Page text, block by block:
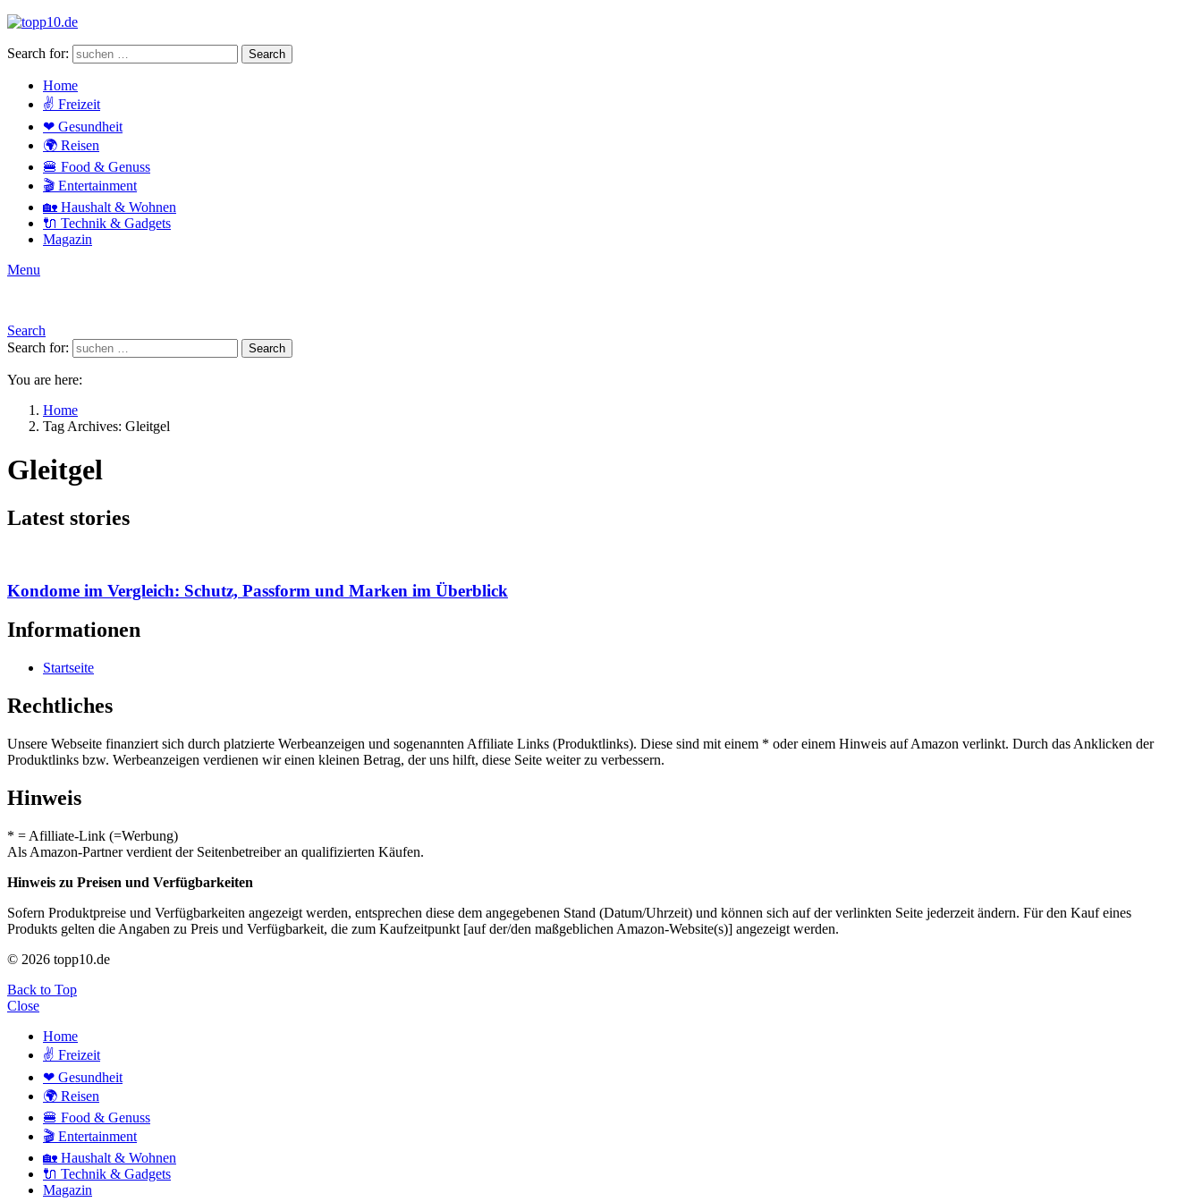
Search for: Search
Home
✌ Freizeit
❤ Gesundheit
🌍 Reisen
🍔 Food & Genuss
🎬 Entertainment
🏡 Haushalt & Wohnen
🔌 Technik & Gadgets
Magazin
Menu
Search
Search for:
Search
You are here:
Home
Tag Archives: Gleitgel
Gleitgel
Latest stories
Kondome im Vergleich: Schutz, Passform und Marken im Überblick
Informationen
Startseite
Rechtliches
Unsere Webseite finanziert sich durch platzierte Werbeanzeigen und sogenannten Affiliate Links (Produktlinks). Diese sind mit einem * oder einem Hinweis auf Amazon verlinkt. Durch das Anklicken der
Produktlinks bzw. Werbeanzeigen verdienen wir einen kleinen Betrag, der uns hilft, diese Seite weiter zu verbessern.
Hinweis
* = Afilliate-Link (=Werbung)
Als Amazon-Partner verdient der Seitenbetreiber an qualifizierten Käufen.
Hinweis zu Preisen und Verfügbarkeiten
Sofern Produktpreise und Verfügbarkeiten angezeigt werden, entsprechen diese dem angegebenen Stand (Datum/Uhrzeit) und können sich auf der verlinkten Seite jederzeit ändern. Für den Kauf eines
Produkts gelten die Angaben zu Preis und Verfügbarkeit, die zum Kaufzeitpunkt [auf der/den maßgeblichen Amazon-Website(s)] angezeigt werden.
© 2026 topp10.de
Back to Top
Close
Home
✌ Freizeit
❤ Gesundheit
🌍 Reisen
🍔 Food & Genuss
🎬 Entertainment
🏡 Haushalt & Wohnen
🔌 Technik & Gadgets
Magazin